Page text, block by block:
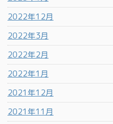
2022年12月
2022年3月
2022年2月
2022年1月
2021年12月
2021年11月